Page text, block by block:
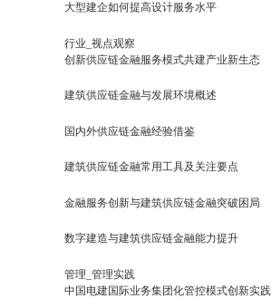
大型建企如何提高设计服务水平
行业_视点观察
创新供应链金融服务模式共建产业新生态
建筑供应链金融与发展环境概述
国内外供应链金融经验借鉴
建筑供应链金融常用工具及关注要点
金融服务创新与建筑供应链金融突破困局
数字建造与建筑供应链金融能力提升
管理_管理实践
中国电建国际业务集团化管控模式创新实践